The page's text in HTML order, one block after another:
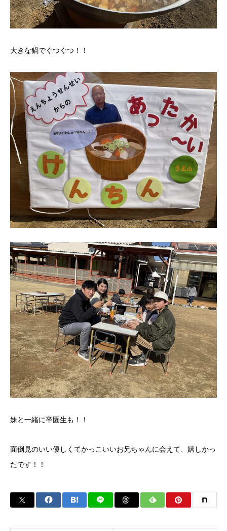
大きな鍋でぐつぐつ！！
妹と一緒に卒園生も！！
面倒見のいい優しくてかっこいいお兄ちゃんに会えて、嬉しかっ
たです！！